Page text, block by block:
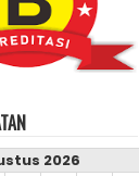
2026